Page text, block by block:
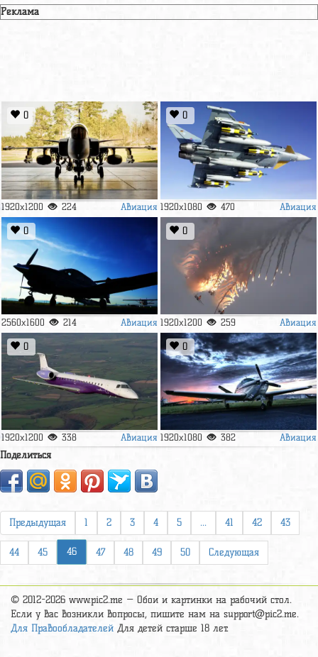
Реклама
0
1920x1200 224 Авиация
0
1920x1080 470 Авиация
0
2560x1600 214 Авиация
0
1920x1200 259 Авиация
0
1920x1200 338 Авиация
0
1920x1080 382 Авиация
Поделиться
Предыдущая 1 2 3 4 5 ... 41 42 43
44 45 46 47 48 49 50 Следующая
© 2012-2026 www.pic2.me — Обои и картинки на рабочий стол.
Если у вас возникли вопросы, пишите нам на support@pic2.me.
Для Правообладателей Для детей старше 18 лет.